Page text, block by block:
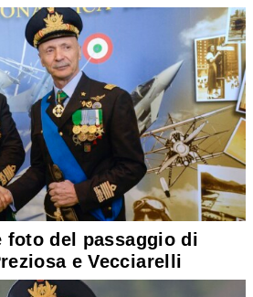
foto del passaggio di
e Vecciarelli